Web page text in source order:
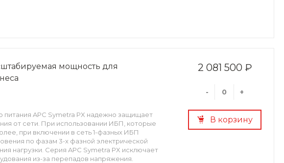
2 081 500 ₽
- +
В корзину
мощность для
APC Symetra PX надежно защищает
от сети. При использовании ИБП, которые
при включении в сеть 1-фазных ИБП
по фазам 3-х фазной электрической
нагрузки. Серия APC Symetra PX исключает
из-за перепадов напряжения.